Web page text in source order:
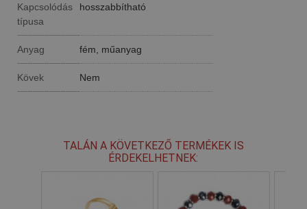
Kapcsolódás
típusa
hosszabbítható
Anyag fém, műanyag
Kövek Nem
TALÁN A KÖVETKEZŐ TERMÉKEK IS
ÉRDEKELHETNEK: